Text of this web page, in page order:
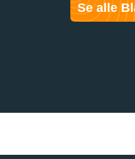
Se alle